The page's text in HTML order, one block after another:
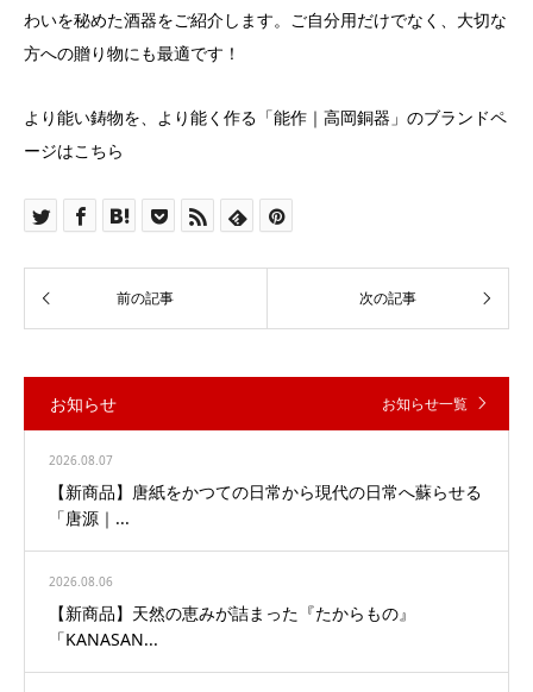
わいを秘めた酒器をご紹介します。ご自分用だけでなく、大切な
方への贈り物にも最適です！
より能い鋳物を、より能く作る「能作｜高岡銅器」のブランドペ
ージはこちら
お知らせ お知らせ一覧
2026.08.07
【新商品】唐紙をかつての日常から現代の日常へ蘇らせる
「唐源｜...
2026.08.06
【新商品】天然の恵みが詰まった『たからもの』
「KANASAN...